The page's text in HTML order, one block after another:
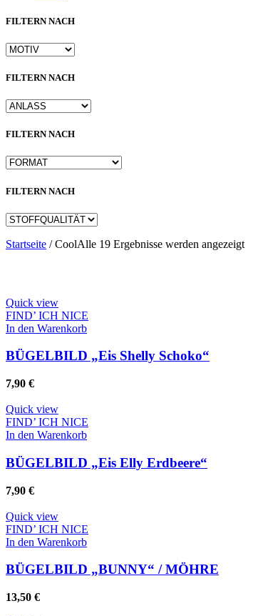
FILTERN NACH
FILTERN NACH
FILTERN NACH
FILTERN NACH
Startseite /CoolAlle 19 Ergebnisse werden angezeigtNach
Quick view
FIND’ ICH NICE
In den Warenkorb
BÜGELBILD „Eis Shelly Schoko“
7,90 €
Quick view
FIND’ ICH NICE
In den Warenkorb
BÜGELBILD „Eis Elly Erdbeere“
7,90 €
Quick view
FIND’ ICH NICE
In den Warenkorb
BÜGELBILD „BUNNY“ / MÖHRE
13,50 €